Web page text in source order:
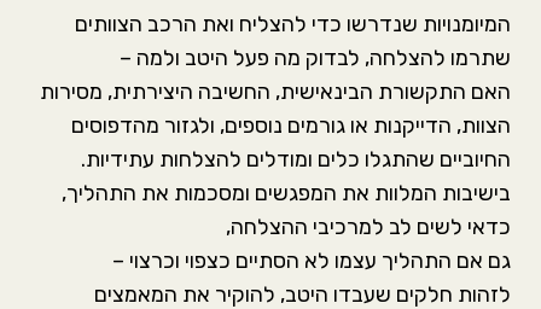
המיומנויות שנדרשו כדי להצליח ואת הרכב הצוותים
שתרמו להצלחה, לבדוק מה פעל היטב ולמה –
האם התקשורת הבינאישית, החשיבה היצירתית, מסירות
הצוות, הדייקנות או גורמים נוספים, ולגזור מהדפוסים
החיוביים שהתגלו כלים ומודלים להצלחות עתידיות.
בישיבות המלוות את המפגשים ומסכמות את התהליך,
כדאי לשים לב למרכיבי ההצלחה,
גם אם התהליך עצמו לא הסתיים כצפוי וכרצוי –
לזהות חלקים שעבדו היטב, להוקיר את המאמצים